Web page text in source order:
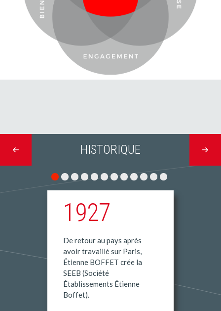
HISTORIQUE
1927
De retour au pays après
avoir travaillé sur Paris,
Étienne BOFFET crée la
SEEB (Société
Établissements Étienne
Boffet).